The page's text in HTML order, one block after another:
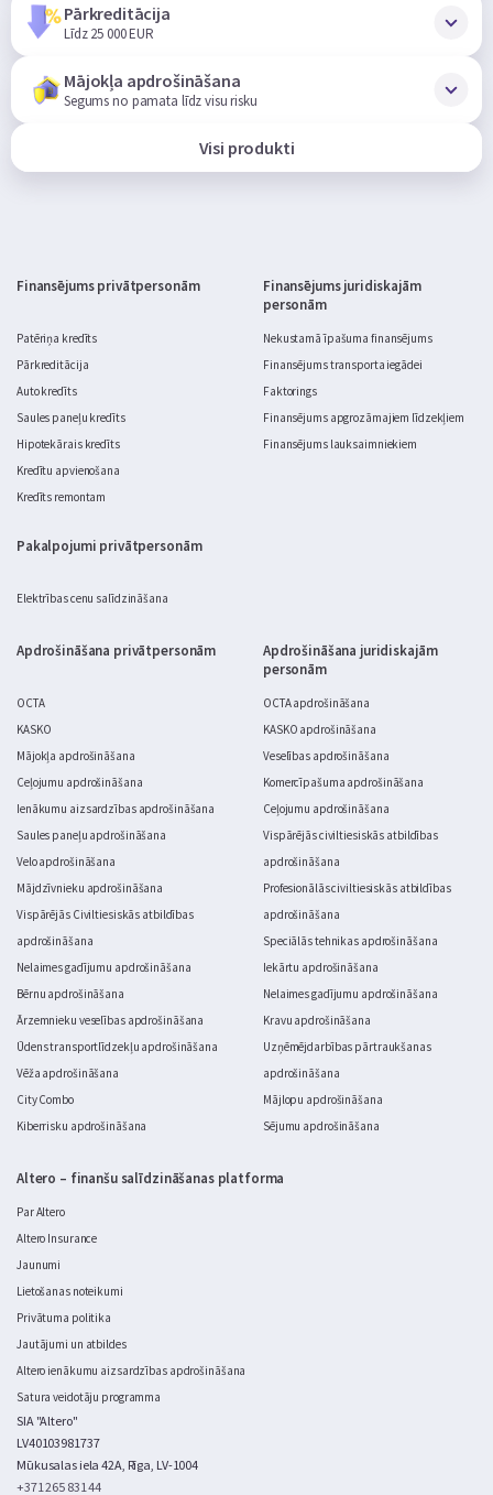
Pārkreditācija
Līdz 25 000 EUR
Mājokļa apdrošināšana
Segums no pamata līdz visu risku
Visi produkti
Finansējums privātpersonām
Patēriņa kredīts
Pārkreditācija
Auto kredīts
Saules paneļu kredīts
Hipotekārais kredīts
Kredītu apvienošana
Kredīts remontam
Pakalpojumi privātpersonām
Elektrības cenu salīdzināšana
Finansējums juridiskajām
personām
Nekustamā īpašuma finansējums
Finansējums transporta iegādei
Faktorings
Finansējums apgrozāmajiem līdzekļiem
Finansējums lauksaimniekiem
Apdrošināšana privātpersonām
OCTA
KASKO
Mājokļa apdrošināšana
Ceļojumu apdrošināšana
Ienākumu aizsardzības apdrošināšana
Saules paneļu apdrošināšana
Velo apdrošināšana
Mājdzīvnieku apdrošināšana
Vispārējās Civiltiesiskās atbildības
apdrošināšana
Nelaimes gadījumu apdrošināšana
Bērnu apdrošināšana
Ārzemnieku veselības apdrošināšana
Ūdens transportlīdzekļu apdrošināšana
Vēža apdrošināšana
City Combo
Kiberrisku apdrošināšana
Apdrošināšana juridiskajām
personām
OCTA apdrošināšana
KASKO apdrošināšana
Veselības apdrošināšana
Komercīpašuma apdrošināšana
Ceļojumu apdrošināšana
Vispārējās civiltiesiskās atbildības
apdrošināšana
Profesionālās civiltiesiskās atbildības
apdrošināšana
Speciālās tehnikas apdrošināšana
Iekārtu apdrošināšana
Nelaimes gadījumu apdrošināšana
Kravu apdrošināšana
Uzņēmējdarbības pārtraukšanas
apdrošināšana
Mājlopu apdrošināšana
Sējumu apdrošināšana
Altero – finanšu salīdzināšanas platforma
Par Altero
Altero Insurance
Jaunumi
Lietošanas noteikumi
Privātuma politika
Jautājumi un atbildes
Altero ienākumu aizsardzības apdrošināšana
Satura veidotāju programma
SIA "Altero"
LV40103981737
Mūkusalas iela 42A, Rīga, LV-1004
+371 265 831 44